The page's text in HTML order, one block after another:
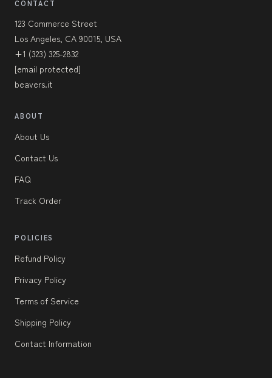
CONTACT
123 Commerce Street
Los Angeles, CA 90015, USA
+1 (323) 325-2832
[email protected]
beavers.it
ABOUT
About Us
Contact Us
FAQ
Track Order
POLICIES
Refund Policy
Privacy Policy
Terms of Service
Shipping Policy
Contact Information